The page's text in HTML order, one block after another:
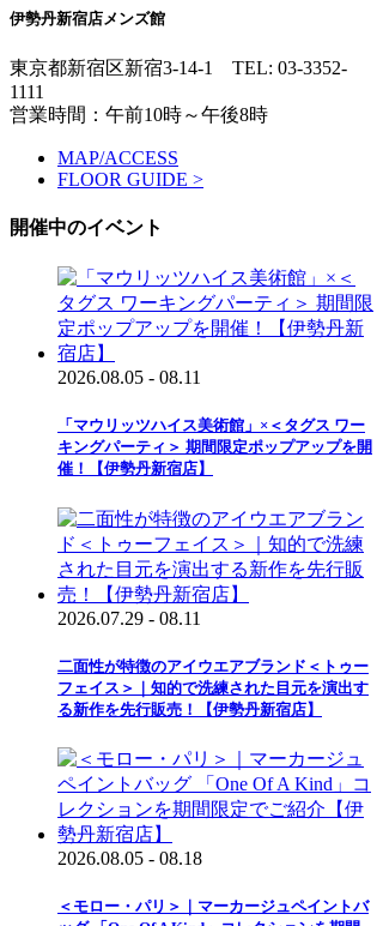
伊勢丹新宿店メンズ館
東京都新宿区新宿3-14-1 TEL: 03-3352-
1111
営業時間：午前10時～午後8時
MAP/ACCESS
FLOOR GUIDE >
開催中のイベント
2026.08.05 - 08.11
「マウリッツハイス美術館」×＜タグス ワー
キングパーティ＞ 期間限定ポップアップを開
催！【伊勢丹新宿店】
2026.07.29 - 08.11
二面性が特徴のアイウエアブランド＜トゥー
フェイス＞｜知的で洗練された目元を演出す
る新作を先行販売！【伊勢丹新宿店】
2026.08.05 - 08.18
＜モロー・パリ＞｜マーカージュペイントバ